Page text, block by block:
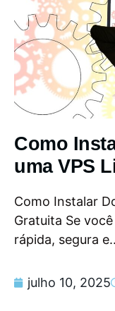
Como
uma VPS
Como Instalar
Gratuita Se
rápida, segura
julho 10, 2025